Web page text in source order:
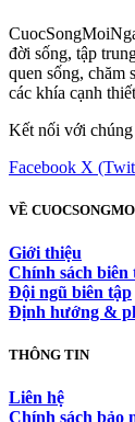
đời sống, tập
quen sống, chăm
các khía cạnh
Kết nối với chúng
Facebook X
VỀ
Giới thiệu
Chính sách biên
Đội ngũ biên tập
Định hướng &
THÔNG TIN
Liên hệ
Chính sách bảo